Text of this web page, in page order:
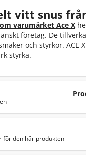
vitt snus
varumärket Ace X
företag. De
och styrkor. ACE
styrka.
för den här produkten